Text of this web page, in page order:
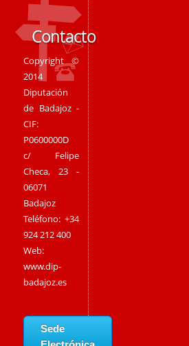
Contacto
Copyright ©
2014
Diputación
de Badajoz -
CIF:
P0600000D
c/ Felipe
Checa, 23 -
06071
Badajoz
Teléfono: +34
924 212 400
Web:
www.dip-
badajoz.es
Sede